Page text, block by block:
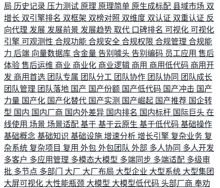
局 历史记录 压力测试 原理 原理简单 原生成标配 县域市场 双
增长 双引擎排名 双框架 双榜对照 双维度 双认证 双重认证 反
向代理 发展 发展前景 发展趋势 取代 口碑排名 可视化 可视化
引擎 可观测性 合规功能 合规安全 合规权限 合规管理 合规能
力 后端 向量数据库 含金量 告别噱头 告别编码 员工应用 售后
体验 售后运维 商业 商业化 商业逻辑 商用 商用低代码 商用开
发 商用首选 团队专属 团队分工 团队协作 团队协同 团队成长
团队管理 团队落地 国产 国产份额 国产低代码 国产冲击 国产
力量 国产化 国产化替代 国产实测 国产崛起 国产推荐 国企转
型 国内 国内厂商 国内外差异 国内排名 国内标杆 国际巨头 在
线使用 场景 场景适配 基于 基于云原生 基于低代码 基础操作
基础概念 基础知识 基础设施 增速分析 增长引擎 复杂业务 复
杂系统 复杂项目 复用 外包 外包团队 外部 多人协同 多人开发
多客户 多应用管理 多模态大模型 多端同步 多端适配 多级审
批 多节点 多部门 大厂 大厂布局 大型企业 大型系统 大型集团
大屏可视化 大性能瓶颈 大模型 大模型低代码 头部厂商 奉劝